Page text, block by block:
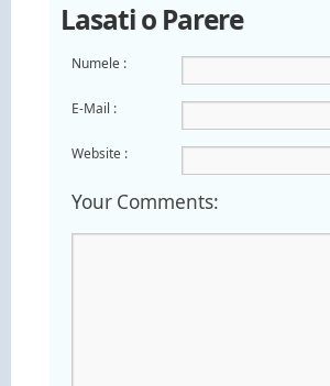
Lasati o Parere
Numele :
E-Mail :
Website :
Your Comments: